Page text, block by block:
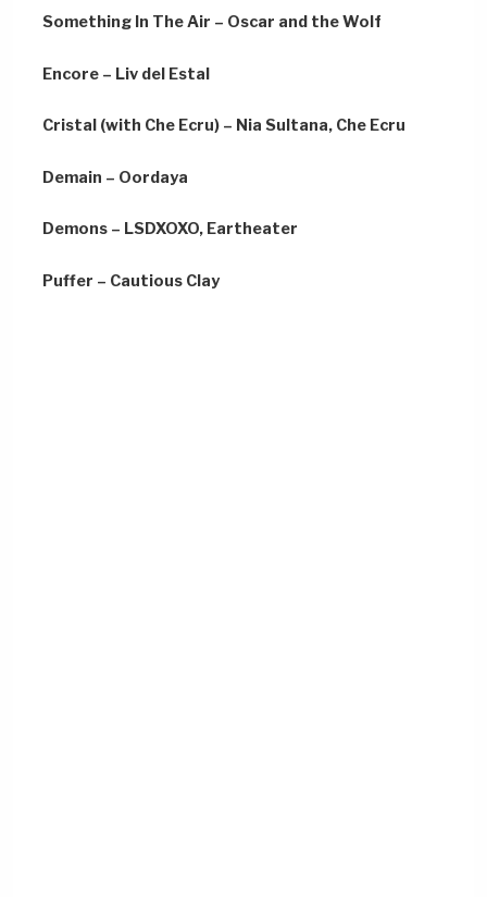
Something In The Air – Oscar and the Wolf
Encore – Liv del Estal
Cristal (with Che Ecru) – Nia Sultana, Che Ecru
Demain – Oordaya
Demons – LSDXOXO, Eartheater
Puffer – Cautious Clay